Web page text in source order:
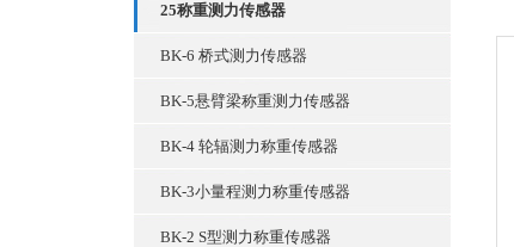
25称重测力传感器
BK-6 桥式测力传感器
BK-5悬臂梁称重测力传感器
BK-4 轮辐测力称重传感器
BK-3小量程测力称重传感器
BK-2 S型测力称重传感器